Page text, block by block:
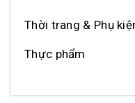
Thời trang & Phụ
Thực phẩm